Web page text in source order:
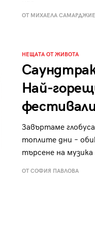
ОТ МИХАЕЛА
НЕЩАТА ОТ ЖИВОТА
Най-
Завъртаме
топлите дни –
търсене на музика
ОТ СОФИЯ ПАВЛОВА